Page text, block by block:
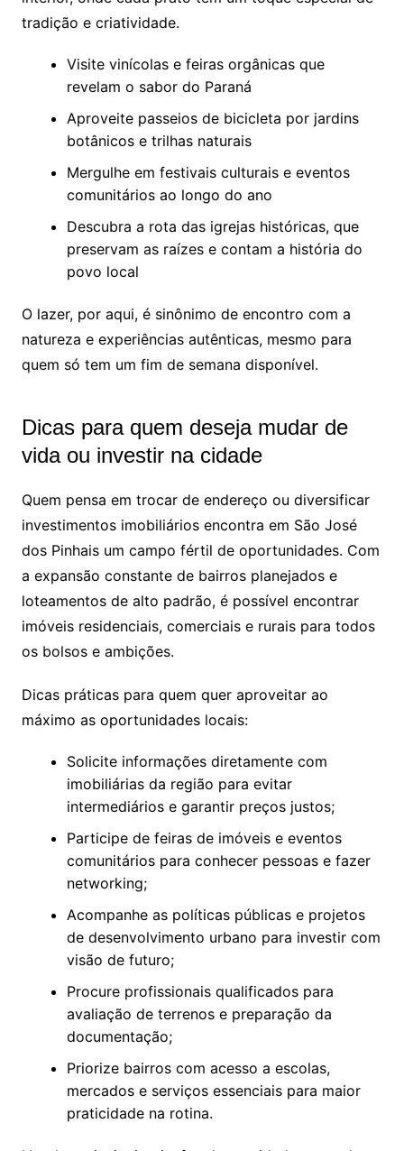
tradição e criatividade.
Visite vinícolas e feiras orgânicas que
revelam o sabor do Paraná
Aproveite passeios de bicicleta por jardins
botânicos e trilhas naturais
Mergulhe em festivais culturais e eventos
comunitários ao longo do ano
Descubra a rota das igrejas históricas, que
preservam as raízes e contam a história do
povo local
O lazer, por aqui, é sinônimo de encontro com a
natureza e experiências autênticas, mesmo para
quem só tem um fim de semana disponível.
Dicas para quem deseja mudar de
vida ou investir na cidade
Quem pensa em trocar de endereço ou diversificar
investimentos imobiliários encontra em São José
dos Pinhais um campo fértil de oportunidades. Com
a expansão constante de bairros planejados e
loteamentos de alto padrão, é possível encontrar
imóveis residenciais, comerciais e rurais para todos
os bolsos e ambições.
Dicas práticas para quem quer aproveitar ao
máximo as oportunidades locais:
Solicite informações diretamente com
imobiliárias da região para evitar
intermediários e garantir preços justos;
Participe de feiras de imóveis e eventos
comunitários para conhecer pessoas e fazer
networking;
Acompanhe as políticas públicas e projetos
de desenvolvimento urbano para investir com
visão de futuro;
Procure profissionais qualificados para
avaliação de terrenos e preparação da
documentação;
Priorize bairros com acesso a escolas,
mercados e serviços essenciais para maior
praticidade na rotina.